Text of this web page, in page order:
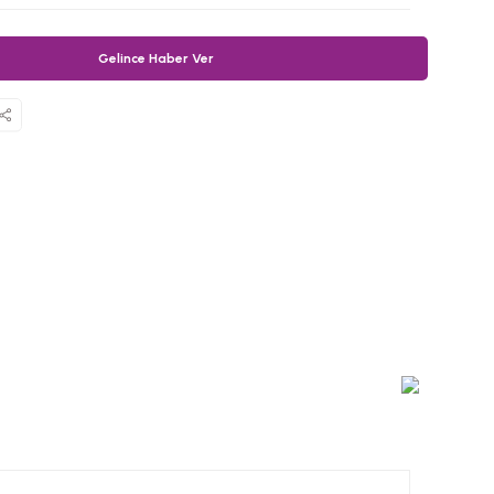
Gelince Haber Ver